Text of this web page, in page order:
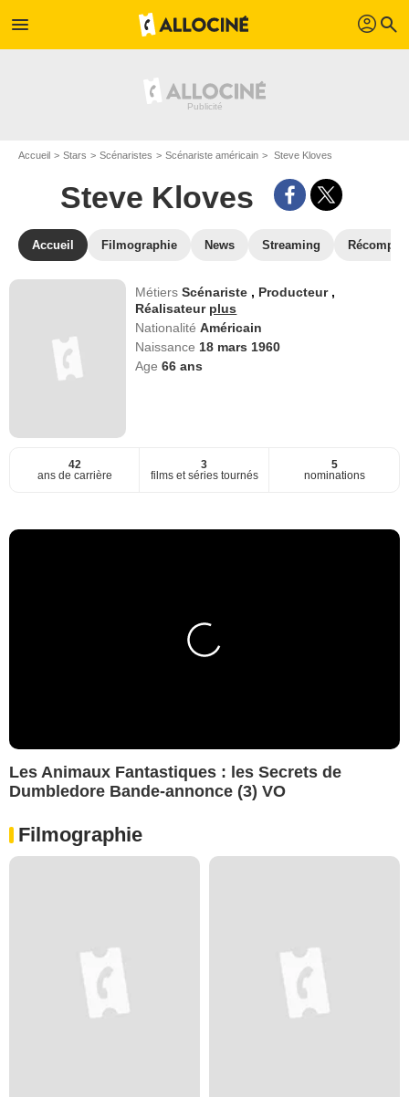
menu profil search
Accueil Stars Scénaristes Scénariste américain Steve Kloves
Steve Kloves
Accueil Filmographie News Streaming
MétiersScénariste , Producteur ,
Réalisateur plus
NationalitéAméricain
Naissance 18 mars 1960
Age66 ans
42
ans de carrière
3
films et séries tournés
5
nominations
Les Animaux Fantastiques : les Secrets de
Dumbledore Bande-annonce (3) VO
Filmographie